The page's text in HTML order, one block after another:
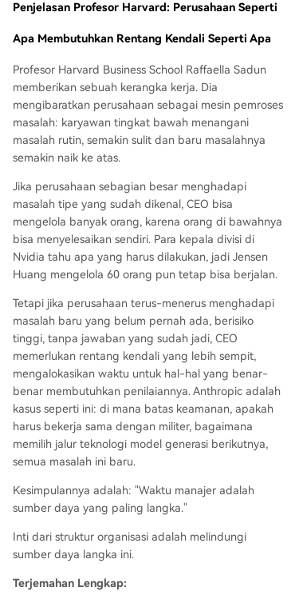
Penjelasan Profesor Harvard: Perusahaan Seperti
Apa Membutuhkan Rentang Kendali Seperti Apa
Profesor Harvard Business School Raffaella Sadun
memberikan sebuah kerangka kerja. Dia
mengibaratkan perusahaan sebagai mesin pemroses
masalah: karyawan tingkat bawah menangani
masalah rutin, semakin sulit dan baru masalahnya
semakin naik ke atas.
Jika perusahaan sebagian besar menghadapi
masalah tipe yang sudah dikenal, CEO bisa
mengelola banyak orang, karena orang di bawahnya
bisa menyelesaikan sendiri. Para kepala divisi di
Nvidia tahu apa yang harus dilakukan, jadi Jensen
Huang mengelola 60 orang pun tetap bisa berjalan.
Tetapi jika perusahaan terus-menerus menghadapi
masalah baru yang belum pernah ada, berisiko
tinggi, tanpa jawaban yang sudah jadi, CEO
memerlukan rentang kendali yang lebih sempit,
mengalokasikan waktu untuk hal-hal yang benar-
benar membutuhkan penilaiannya. Anthropic adalah
kasus seperti ini: di mana batas keamanan, apakah
harus bekerja sama dengan militer, bagaimana
memilih jalur teknologi model generasi berikutnya,
semua masalah ini baru.
Kesimpulannya adalah: "Waktu manajer adalah
sumber daya yang paling langka."
Inti dari struktur organisasi adalah melindungi
sumber daya langka ini.
Terjemahan Lengkap: